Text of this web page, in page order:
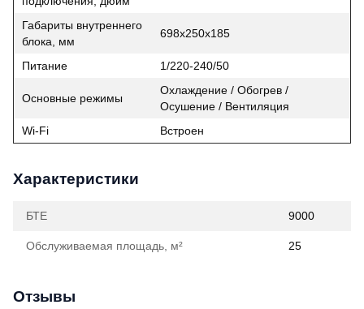
Габариты внутреннего
блока, мм
698x250x185
Питание 1/220-240/50
Основные режимы
Охлаждение / Обогрев /
Осушение / Вентиляция
Wi‑Fi
Встроен
Характеристики
БТЕ 9000
Обслуживаемая площадь, м² 25
Отзывы